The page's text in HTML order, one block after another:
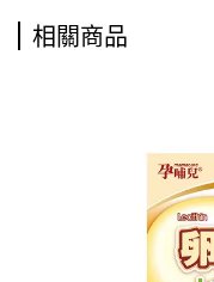
相關商品